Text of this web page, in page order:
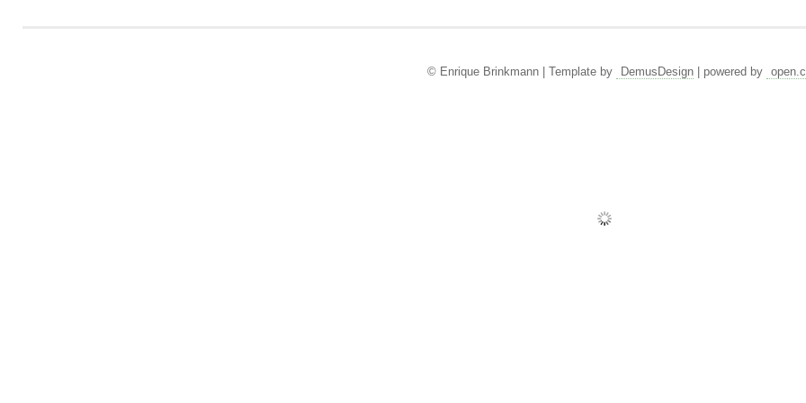
© Enrique Brinkmann | Template by DemusDesign| powered by